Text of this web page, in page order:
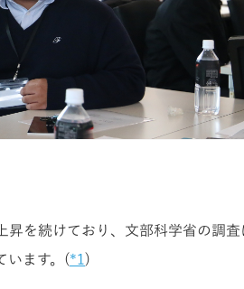
を続けており、文部科学省の調査
います。(*1 )